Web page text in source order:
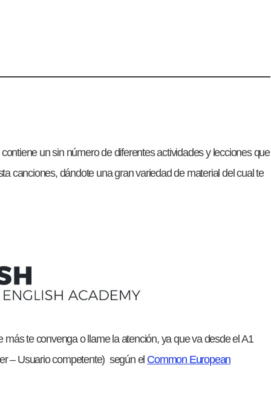
un sin número de diferentes actividades y lecciones que
canciones, dándote una gran variedad de material del cual te
te convenga o llame la atención, ya que va desde el A1
– Usuario competente) según el Common European